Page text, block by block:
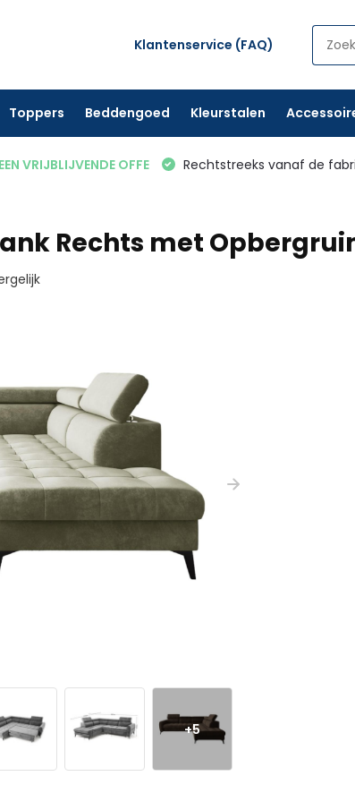
Klantenservice (FAQ)
Toppers Beddengoed Kleurstalen
VRIJBLIJVENDE OFFE Rechtstreeks vanaf de
Rechts met
+5